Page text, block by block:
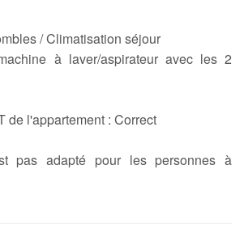
/ Climatisation séjour
à laver/aspirateur avec les 2
de l'appartement : Correct
pas adapté pour les personnes à